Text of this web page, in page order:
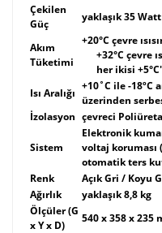
Çekilen
Güç
yaklaşık 35 Watt
Akım
Tüketimi
+20°C çevre
+32°C çevre
her ikisi
Isı Aralığı
+10˚C ile -18ºC
üzerinden
İzolasyon çevreci
Sistem
Elektronik
voltaj
otomatik ters
Renk
Açık Gri / Koyu
Ağırlık
yaklaşık 8,8 kg
Ölçüler (G
x Y x D)
540 x 358 x 235